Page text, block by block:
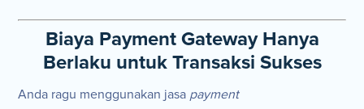
Biaya Payment Gateway Hanya
Berlaku untuk Transaksi Sukses
Anda ragu menggunakan jasa payment